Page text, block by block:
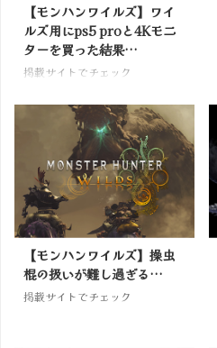
【モンハンワイルズ】ワイ
ルズ用にps5 proと4Kモニ
ターを買った結果…
掲載サイトでチェック
【モンハンワイルズ】操虫
棍の扱いが難し過ぎる…
掲載サイトでチェック